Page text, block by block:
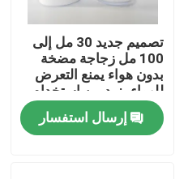
تصميم جديد 30 مل إلى
100 مل زجاجة مضخة
بدون هواء يمنع التعرض
للهواء يزيد من استخدام
المنتج نظيفة لا تلوث
الأصابع للعناية بالبشرة
إرسال استفسار